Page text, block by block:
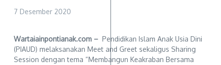
7 Desember 2020
Wartaiainpontianak.com – Pendidikan Islam Anak Usia Dini
(PIAUD) melaksanakan Meet and Greet sekaligus Sharing
Session dengan tema “Membangun Keakraban Bersama